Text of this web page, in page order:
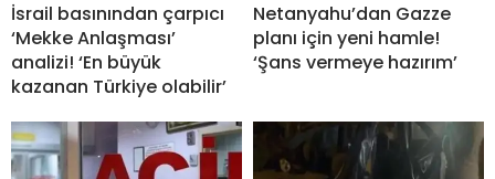
İsrail basınından çarpıcı
‘Mekke Anlaşması’
analizi! ‘En büyük
kazanan Türkiye olabilir’
Netanyahu’dan Gazze
planı için yeni hamle!
‘Şans vermeye hazırım’